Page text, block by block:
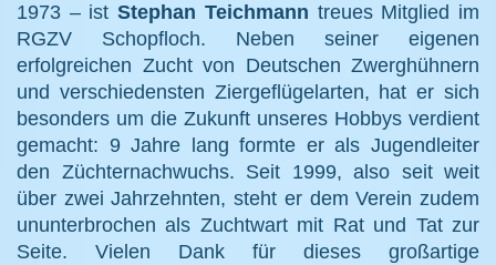
1973 – istStephan Teichmann treues Mitglied im
RGZV Schopfloch. Neben seiner eigenen
erfolgreichen Zucht von Deutschen Zwerghühnern
und verschiedensten Ziergeflügelarten, hat er sich
besonders um die Zukunft unseres Hobbys verdient
gemacht: 9 Jahre lang formte er als Jugendleiter
den Züchternachwuchs. Seit 1999, also seit weit
über zwei Jahrzehnten, steht er dem Verein zudem
ununterbrochen als Zuchtwart mit Rat und Tat zur
Seite. Vielen Dank für dieses großartige